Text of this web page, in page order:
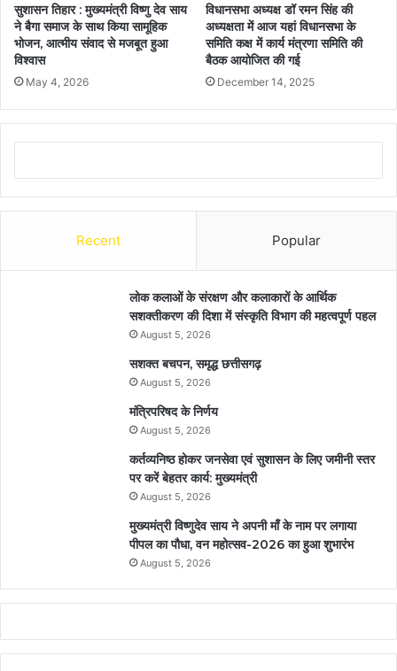
सुशासन तिहार : मुख्यमंत्री विष्णु देव साय
ने बैगा समाज के साथ किया सामूहिक
भोजन, आत्मीय संवाद से मजबूत हुआ
विश्वास
May 4, 2026
विधानसभा अध्यक्ष डॉ रमन सिंह की
अध्यक्षता में आज यहां विधानसभा के
समिति कक्ष में कार्य मंत्रणा समिति की
बैठक आयोजित की गई
December 14, 2025
Recent Popular
लोक कलाओं के संरक्षण और कलाकारों के आर्थिक
सशक्तीकरण की दिशा में संस्कृति विभाग की महत्वपूर्ण पहल
August 5, 2026
सशक्त बचपन, समृद्ध छत्तीसगढ़
August 5, 2026
मंत्रिपरिषद के निर्णय
August 5, 2026
कर्तव्यनिष्ठ होकर जनसेवा एवं सुशासन के लिए जमीनी स्तर
पर करें बेहतर कार्य: मुख्यमंत्री
August 5, 2026
मुख्यमंत्री विष्णुदेव साय ने अपनी माँ के नाम पर लगाया
पीपल का पौधा, वन महोत्सव-2026 का हुआ शुभारंभ
August 5, 2026